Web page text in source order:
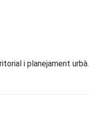
i planejament urbà.